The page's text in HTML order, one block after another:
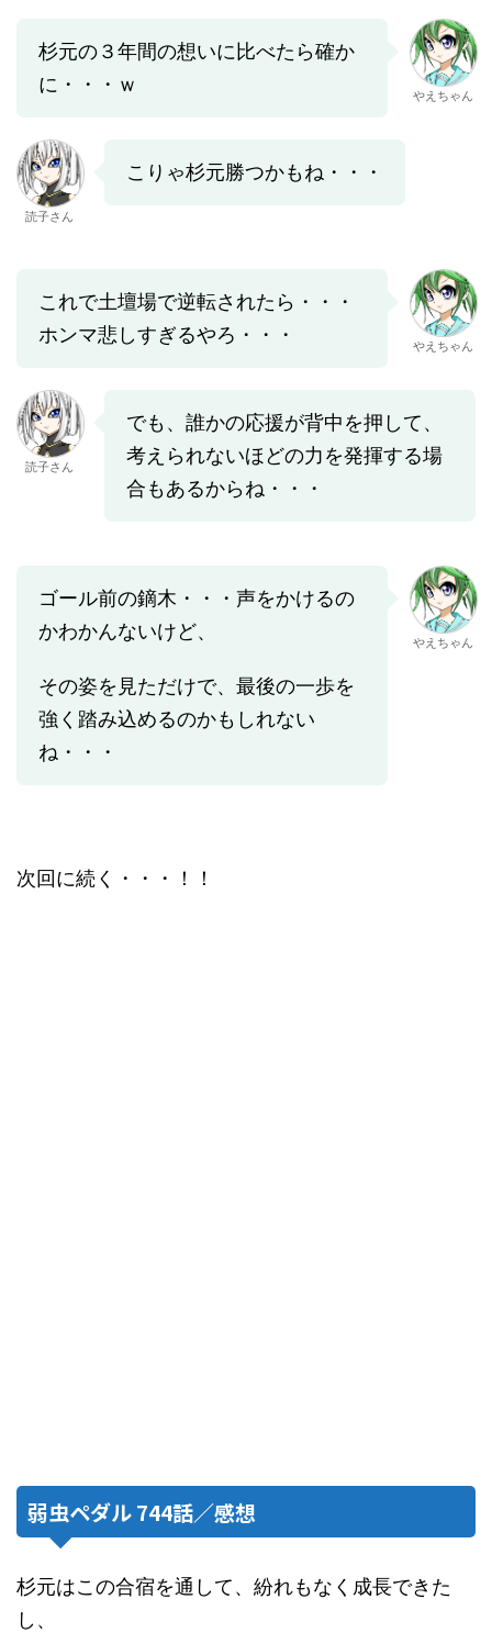
杉元の３年間の想いに比べたら確か
に・・・ｗ
やえちゃん
読子さん
こりゃ杉元勝つかもね・・・
これで土壇場で逆転されたら・・・
ホンマ悲しすぎるやろ・・・
やえちゃん
読子さん
でも、誰かの応援が背中を押して、
考えられないほどの力を発揮する場
合もあるからね・・・
ゴール前の鏑木・・・声をかけるの
かわかんないけど、
その姿を見ただけで、最後の一歩を
強く踏み込めるのかもしれない
ね・・・
やえちゃん
次回に続く・・・！！
弱虫ペダル 744話／感想
杉元はこの合宿を通して、紛れもなく成長できた
し、